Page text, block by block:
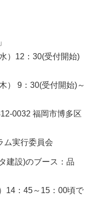
12：30(受付開始)
：30(受付開始)～
0032 福岡市博多区
実行委員会
建設)のブース：品
14：45～15：00頃で